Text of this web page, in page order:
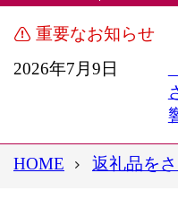
重要なお知らせ
2026年7月9日
HOME 返礼品を